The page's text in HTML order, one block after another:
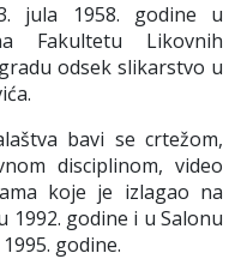
jula 1958. godine u
Fakultetu Likovnih
odsek slikarstvo u
bavi se crtežom,
disciplinom, video
koje je izlagao na
1992. godine i u Salonu
godine.